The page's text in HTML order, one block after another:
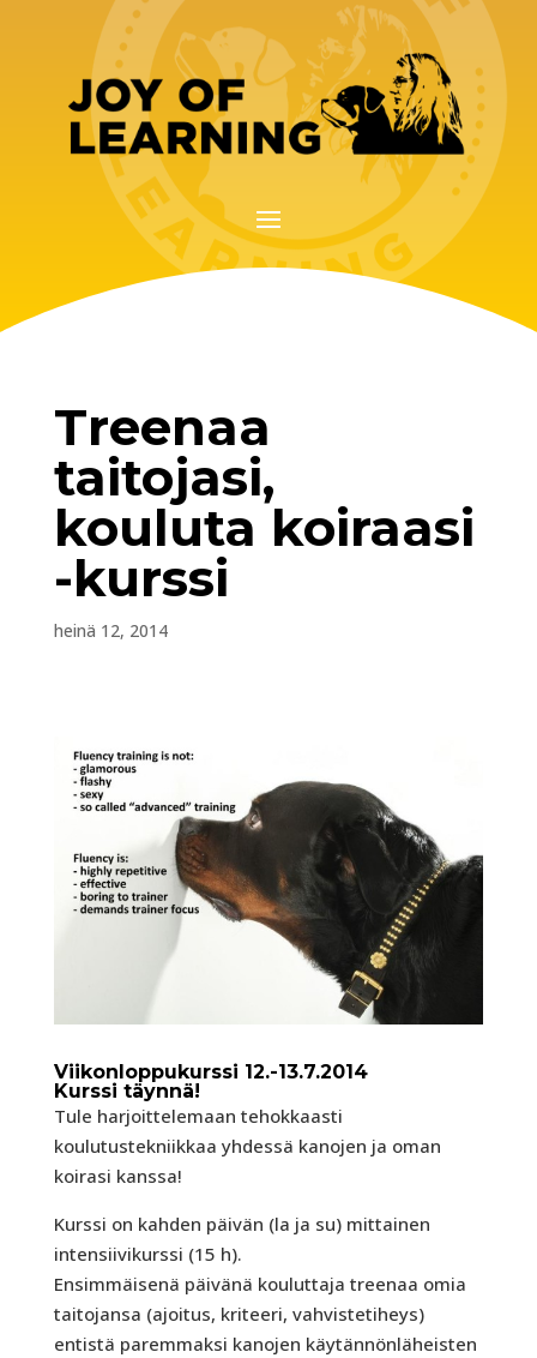
Treenaa
taitojasi,
kouluta koiraasi
-kurssi
heinä 12, 2014
Viikonloppukurssi 12.-13.7.2014
Kurssi täynnä!
Tule harjoittelemaan tehokkaasti
koulutustekniikkaa yhdessä kanojen ja oman
koirasi kanssa!
Kurssi on kahden päivän (la ja su) mittainen
intensiivikurssi (15 h).
Ensimmäisenä päivänä kouluttaja treenaa omia
taitojansa (ajoitus, kriteeri, vahvistetiheys)
entistä paremmaksi kanojen käytännönläheisten